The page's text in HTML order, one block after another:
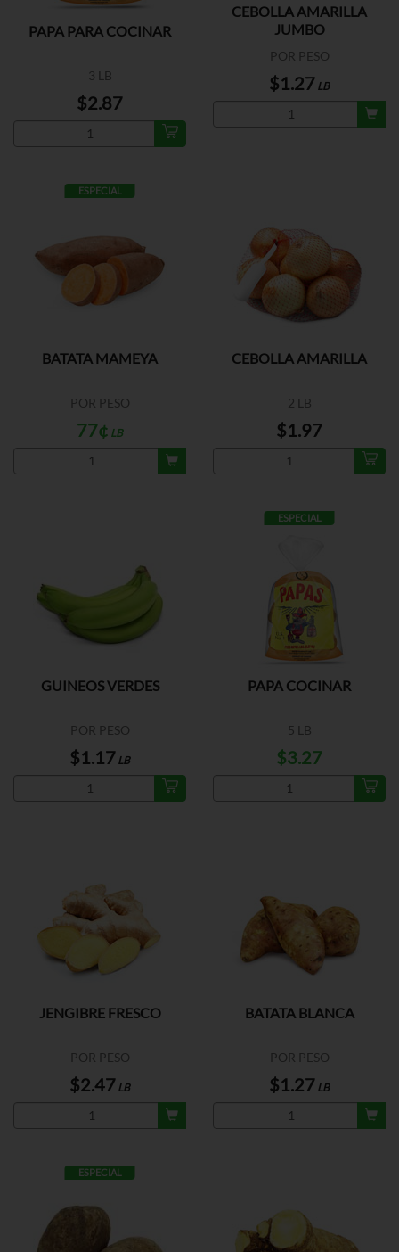
PAPA PARA COCINAR
3 LB
$2.87
CEBOLLA AMARILLA
JUMBO
POR PESO
$1.27 LB
ESPECIAL
BATATA MAMEYA
POR PESO
77¢ LB
CEBOLLA AMARILLA
2 LB
$1.97
GUINEOS VERDES
POR PESO
$1.17 LB
ESPECIAL
PAPA COCINAR
5 LB
$3.27
JENGIBRE FRESCO
POR PESO
$2.47 LB
BATATA BLANCA
POR PESO
$1.27 LB
ESPECIAL